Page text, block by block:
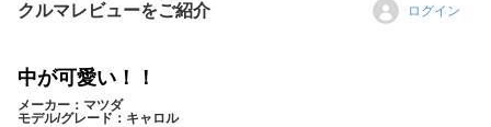
クルマレビューをご紹介 ログイン
中が可愛い！！
メーカー：マツダ
モデル/グレード：キャロル